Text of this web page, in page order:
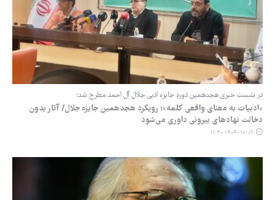
در نشست خبری هجدهمین دوره جایزه ادبی جلال آل احمد مطرح شد؛
«ادبیات به معنای واقعی کلمه»؛ رویکرد هجدهمین جایزه جلال/ آثار بدون
دخالت نهادهای بیرونی داوری می‌شود
۱۴۰۴-۱۰-۰۹ ۱۱:۳۰